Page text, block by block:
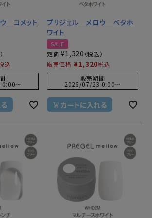
コメット
込
0:00〜
プリジェル メロウ ベタホ
ワイト
SALE
定価 ¥1,320
販売価格 ¥1,320税込
販売期間
2026/07/23 0:00〜
カートに入れる